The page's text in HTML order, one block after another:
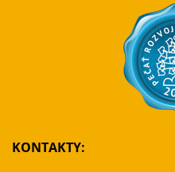
KONTAKTY: